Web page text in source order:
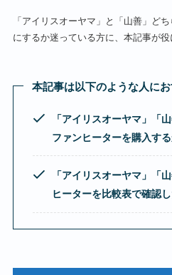
「アイリスオーヤマ」と「山善」ど
にするか迷っている方に、本記事が役
本記事は以下のような人にお
「アイリスオーヤマ」「
ファンヒーターを購入す
「アイリスオーヤマ」「
ヒーターを比較表で確認